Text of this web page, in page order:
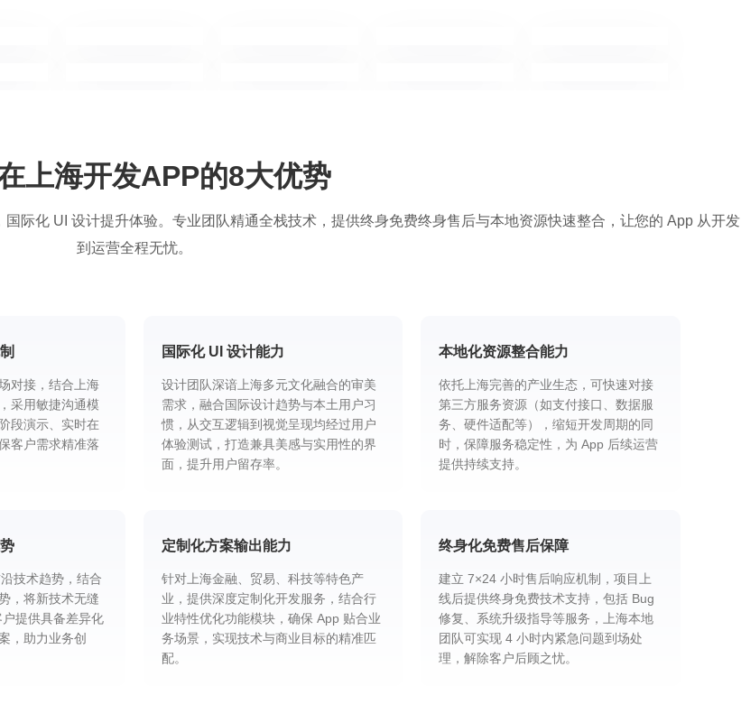
上海开发APP的8大优势
际化 UI 设计提升体验。专业团队精通全栈技术，提供终身免费终身售后与本地资源快速整合，让您的 App 从开发
到运营全程无忧。
对接，结合上海
采用敏捷沟通模
段演示、实时在
客户需求精准落
国际化 UI 设计能力
设计团队深谙上海多元文化融合的审美
需求，融合国际设计趋势与本土用户习
惯，从交互逻辑到视觉呈现均经过用户
体验测试，打造兼具美感与实用性的界
面，提升用户留存率。
本地化资源整合能力
依托上海完善的产业生态，可快速对接
第三方服务资源（如支付接口、数据服
务、硬件适配等），缩短开发周期的同
时，保障服务稳定性，为 App 后续运营
提供持续支持。
技术趋势，结合
，将新技术无缝
提供具备差异化
，助力业务创
定制化方案输出能力
针对上海金融、贸易、科技等特色产
业，提供深度定制化开发服务，结合行
业特性优化功能模块，确保 App 贴合业
务场景，实现技术与商业目标的精准匹
配。
终身化免费售后保障
建立 7×24 小时售后响应机制，项目上
线后提供终身免费技术支持，包括 Bug
修复、系统升级指导等服务，上海本地
团队可实现 4 小时内紧急问题到场处
理，解除客户后顾之忧。